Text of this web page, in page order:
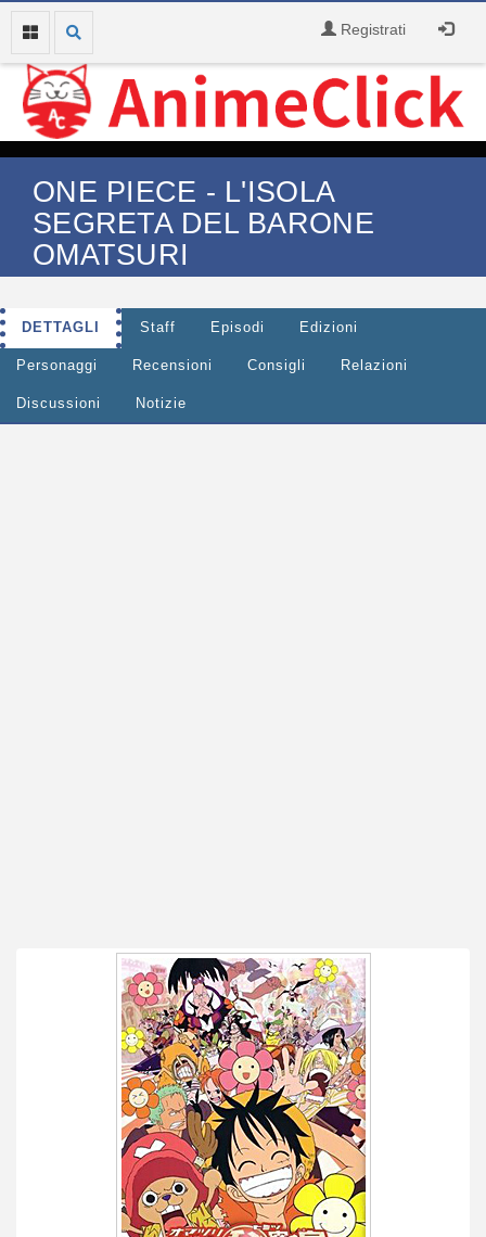
Registrati
ONE PIECE - L'ISOLA
SEGRETA DEL BARONE
OMATSURI
DETTAGLI Staff Episodi Edizioni
Personaggi Recensioni Consigli Relazioni
Discussioni Notizie